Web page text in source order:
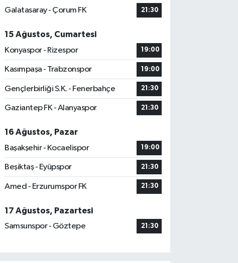
Galatasaray - Çorum FK
21:30
15 Ağustos, Cumartesi
Konyaspor - Rizespor
19:00
Kasımpaşa - Trabzonspor 19:00
Gençlerbirliği S.K. - Fenerbahçe 21:30
Gaziantep FK - Alanyaspor 21:30
16 Ağustos, Pazar
Başakşehir - Kocaelispor
19:00
Beşiktaş - Eyüpspor 21:30
Amed - Erzurumspor FK 21:30
17 Ağustos, Pazartesi
Samsunspor - Göztepe
21:30